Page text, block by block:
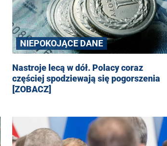
NIEPOKOJĄCE DANE
Nastroje lecą w dół. Polacy coraz
częściej spodziewają się pogorszenia
[ZOBACZ]